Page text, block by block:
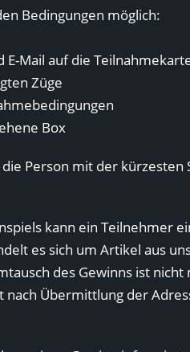
Bedingungen möglich:
E-Mail auf die
Züge
Box
Person mit der kürzesten
kann ein Teilnehmer
es sich um Artikel aus
des Gewinns ist
Übermittlung der